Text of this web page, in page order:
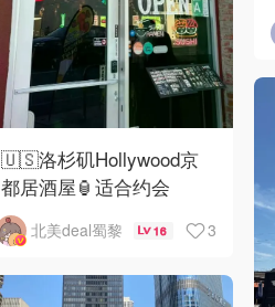
🇺🇸洛杉矶Hollywood京
都居酒屋🏮适合约会
北美deal蜀黎 16 3